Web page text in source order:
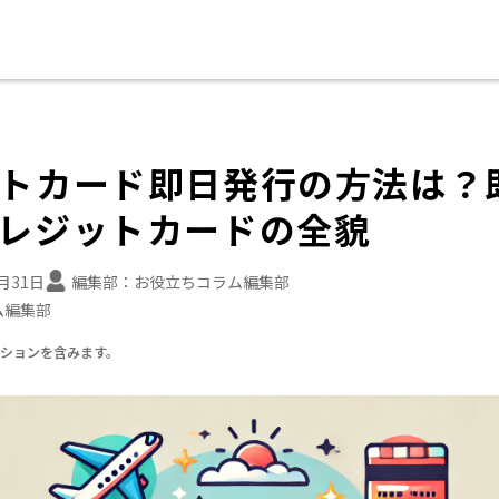
カード即日発行の方法は？
ジットカードの全貌
31日 編集部： お役立ちコラム編集部
集部
ンを含みます。